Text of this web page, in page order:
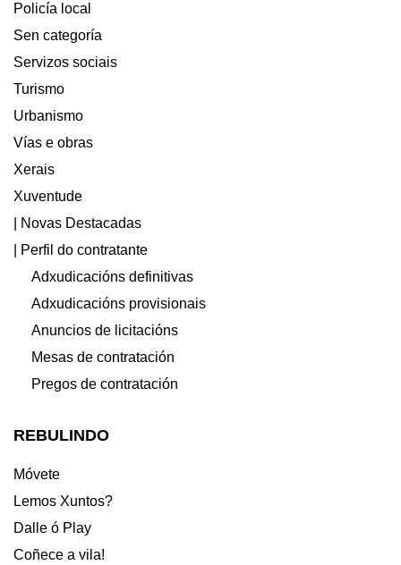
Policía local
Sen categoría
Servizos sociais
Turismo
Urbanismo
Vías e obras
Xerais
Xuventude
| Novas Destacadas
| Perfil do contratante
Adxudicacións definitivas
Adxudicacións provisionais
Anuncios de licitacións
Mesas de contratación
Pregos de contratación
REBULINDO
Móvete
Lemos Xuntos?
Dalle ó Play
Coñece a vila!